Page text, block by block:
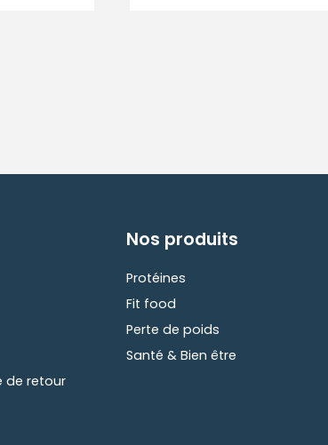
de retour
Nos produits
Protéines
Fit food
Perte de poids
Santé & Bien être